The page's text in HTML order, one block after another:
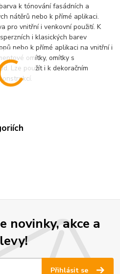
k tónování fasádních a
nátěrů nebo k přímé aplikaci.
pro vnitřní i venkovní použití. K
i klasických barev
nebo k přímé aplikaci na vnitřní i
omítky, omítky s
Lze použít i k dekoračním
novinky, akce a
Přihlásit se